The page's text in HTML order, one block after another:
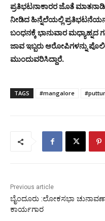
ಪ್ರತಿಭಟನಾಕಾರರ ಜೊತೆ
ನೀಡಿದ ಹಿನ್ನೆಲೆಯಲ್ಲಿ
ಬಂಧನಕ್ಕೆ ಭಾನುವಾರ ಮಧ್ಯಾಹ್ನದ
ಜಾವ ಇಬ್ಬರು ಆರೋಪಿಗಳನ್ನು
ಮುಂದುವರಿಸಿದ್ದಾರೆ.
TAGS #mangalore #puttur
Previous article
ಬೈಂದೂರು :ಲೋಕಸಭಾ
ಕಾರ್ಯಗಾರ